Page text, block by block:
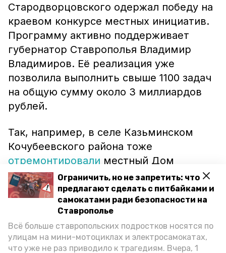
Ограничить, но не запретить: что
предлагают сделать с питбайками и
самокатами ради безопасности на
Ставрополье
Всё больше ставропольских подростков носятся по
улицам на мини-мотоциклах и электросамокатах,
что уже не раз приводило к трагедиям. Вчера, 1
Стародворцовского одержал победу на
краевом конкурсе местных инициатив.
Программу активно поддерживает
губернатор Ставрополья Владимир
Владимиров. Её реализация уже
позволила выполнить свыше 1100 задач
на общую сумму около 3 миллиардов
рублей.
Так, например, в селе Казьминском
Кочубеевского района тоже
отремонтировали местный Дом
культуры. Его обновление началось в
прошлом году благодаря программе
местных инициатив, а завершилось в
нынешнем в рамках национального
проекта.